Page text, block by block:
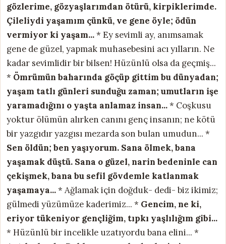
gözlerime, gözyaşlarımdan ötürü, kirpiklerimde.
Çileliydi yaşamım çünkü, ve gene öyle; ödün
vermiyor ki yaşam...* Ey sevimli ay, anımsamak
gene de güzel, yapmak muhasebesini acı yılların. Ne
kadar sevimlidir bir bilsen! Hüzünlü olsa da geçmiş...
* Ömrümün baharında göçüp gittim bu dünyadan;
yaşam tatlı günleri sunduğu zaman; umutların işe
yaramadığını o yaşta anlamaz insan...* Coşkusu
yoktur ölümün alırken canını genç insanın; ne kötü
bir yazgıdır yazgısı mezarda son bulan umudun... *
Sen öldün; ben yaşıyorum. Sana ölmek, bana
yaşamak düştü. Sana o güzel, narin bedeninle can
çekişmek,bana bu sefil gövdemle katlanmak
yaşamaya...* Ağlamak için doğduk- dedi- biz ikimiz;
gülmedi yüzümüze kaderimiz... * Gencim, ne ki,
eriyor tükeniyor gençliğim, tıpkı yaşlılığım gibi...
* Hüzünlü bir incelikle uzatıyordu bana elini... *